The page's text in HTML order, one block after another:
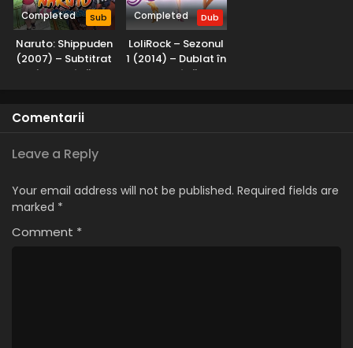
Completed Sub
Naruto: Shippuden
(2007) – Subtitrat
în Română
Completed Dub
LoliRock – Sezonul
1 (2014) – Dublat în
Română
Comentarii
Leave a Reply
Your email address will not be published. Required fields are
marked *
Comment *